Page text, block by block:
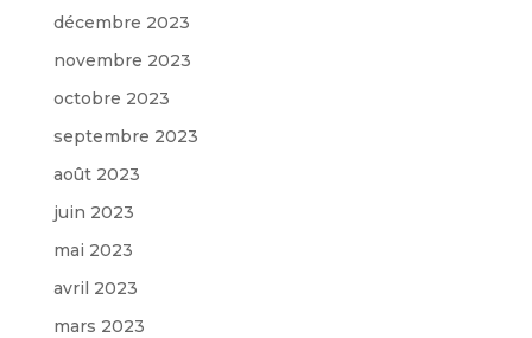
décembre 2023
novembre 2023
octobre 2023
septembre 2023
août 2023
juin 2023
mai 2023
avril 2023
mars 2023